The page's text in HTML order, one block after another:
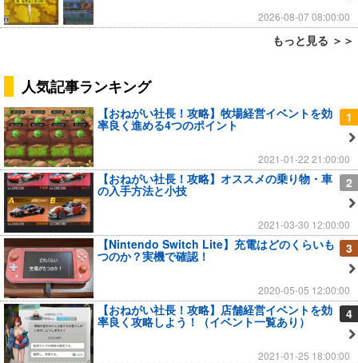
2026-08-07 08:00:00
もっと見る ＞＞
人気記事ランキング
1
【おねがい社長！攻略】牧場経営イベントを効
率良く進める4つのポイント
2021-01-22 21:00:00
2
【おねがい社長！攻略】オススメの乗り物・車
の入手方法と小技
2021-03-30 12:00:00
3
【Nintendo Switch Lite】充電はどのくらいも
つのか？実機で確認！
2020-05-05 12:00:00
4
【おねがい社長！攻略】店舗経営イベントを効
率良く攻略しよう！（イベント一覧あり）
2021-01-25 18:00:00